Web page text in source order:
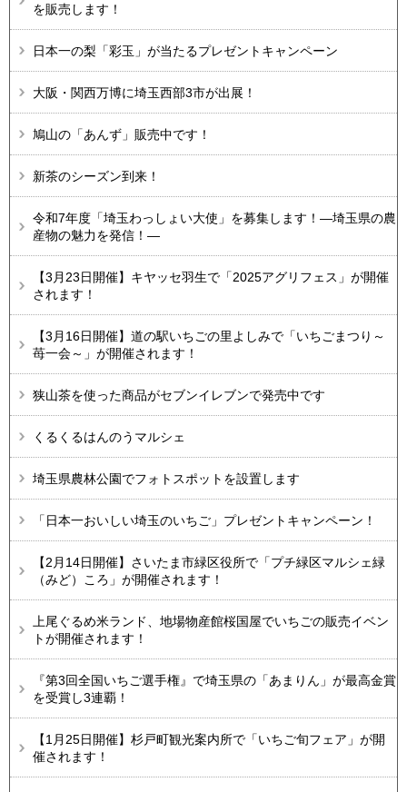
を販売します！
日本一の梨「彩玉」が当たるプレゼントキャンペーン
大阪・関西万博に埼玉西部3市が出展！
鳩山の「あんず」販売中です！
新茶のシーズン到来！
令和7年度「埼玉わっしょい大使」を募集します！―埼玉県の農
産物の魅力を発信！―
【3月23日開催】キヤッセ羽生で「2025アグリフェス」が開催
されます！
【3月16日開催】道の駅いちごの里よしみで「いちごまつり～
苺一会～」が開催されます！
狭山茶を使った商品がセブンイレブンで発売中です
くるくるはんのうマルシェ
埼玉県農林公園でフォトスポットを設置します
「日本一おいしい埼玉のいちご」プレゼントキャンペーン！
【2月14日開催】さいたま市緑区役所で「プチ緑区マルシェ緑
（みど）ころ」が開催されます！
上尾ぐるめ米ランド、地場物産館桜国屋でいちごの販売イベン
トが開催されます！
『第3回全国いちご選手権』で埼玉県の「あまりん」が最高金賞
を受賞し3連覇！
【1月25日開催】杉戸町観光案内所で「いちご旬フェア」が開
催されます！